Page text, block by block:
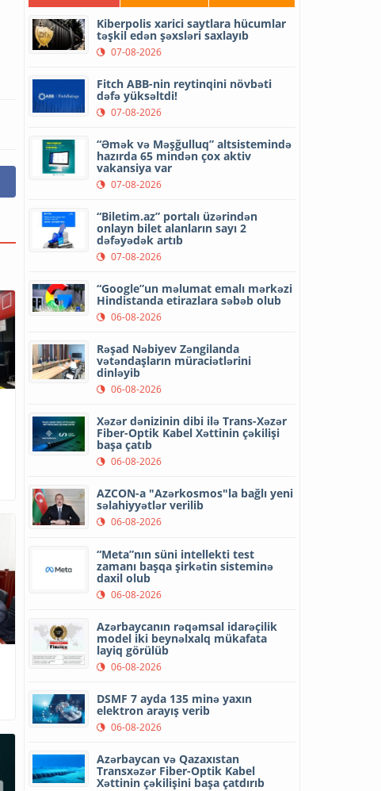
Kiberpolis xarici saytlara hücumlar
təşkil edən şəxsləri saxlayıb
07-08-2026
Fitch ABB-nin reytinqini növbəti
dəfə yüksəltdi!
07-08-2026
“Əmək və Məşğulluq” altsistemində
hazırda 65 mindən çox aktiv
vakansiya var
07-08-2026
“Biletim.az” portalı üzərindən
onlayn bilet alanların sayı 2
dəfəyədək artıb
07-08-2026
“Google”un məlumat emalı mərkəzi
Hindistanda etirazlara səbəb olub
06-08-2026
Rəşad Nəbiyev Zəngilanda
vətəndaşların müraciətlərini
dinləyib
06-08-2026
Xəzər dənizinin dibi ilə Trans-Xəzər
Fiber-Optik Kabel Xəttinin çəkilişi
başa çatıb
06-08-2026
AZCON-a "Azərkosmos"la bağlı yeni
səlahiyyətlər verilib
06-08-2026
“Meta”nın süni intellekti test
zamanı başqa şirkətin sisteminə
daxil olub
06-08-2026
Azərbaycanın rəqəmsal idarəçilik
model iki beynəlxalq mükafata
layiq görülüb
06-08-2026
DSMF 7 ayda 135 minə yaxın
elektron arayış verib
06-08-2026
Azərbaycan və Qazaxıstan
Transxəzər Fiber-Optik Kabel
Xəttinin çəkilişini başa çatdırıb